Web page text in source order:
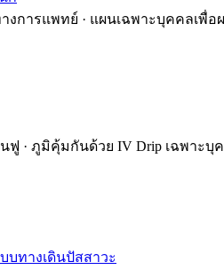
งการแพทย์ · แผนเฉพาะบุคคลเพื่อ
นฟู · ภูมิคุ้มกันด้วย IV Drip เฉพาะบุ
บทางเดินปัสสาวะ